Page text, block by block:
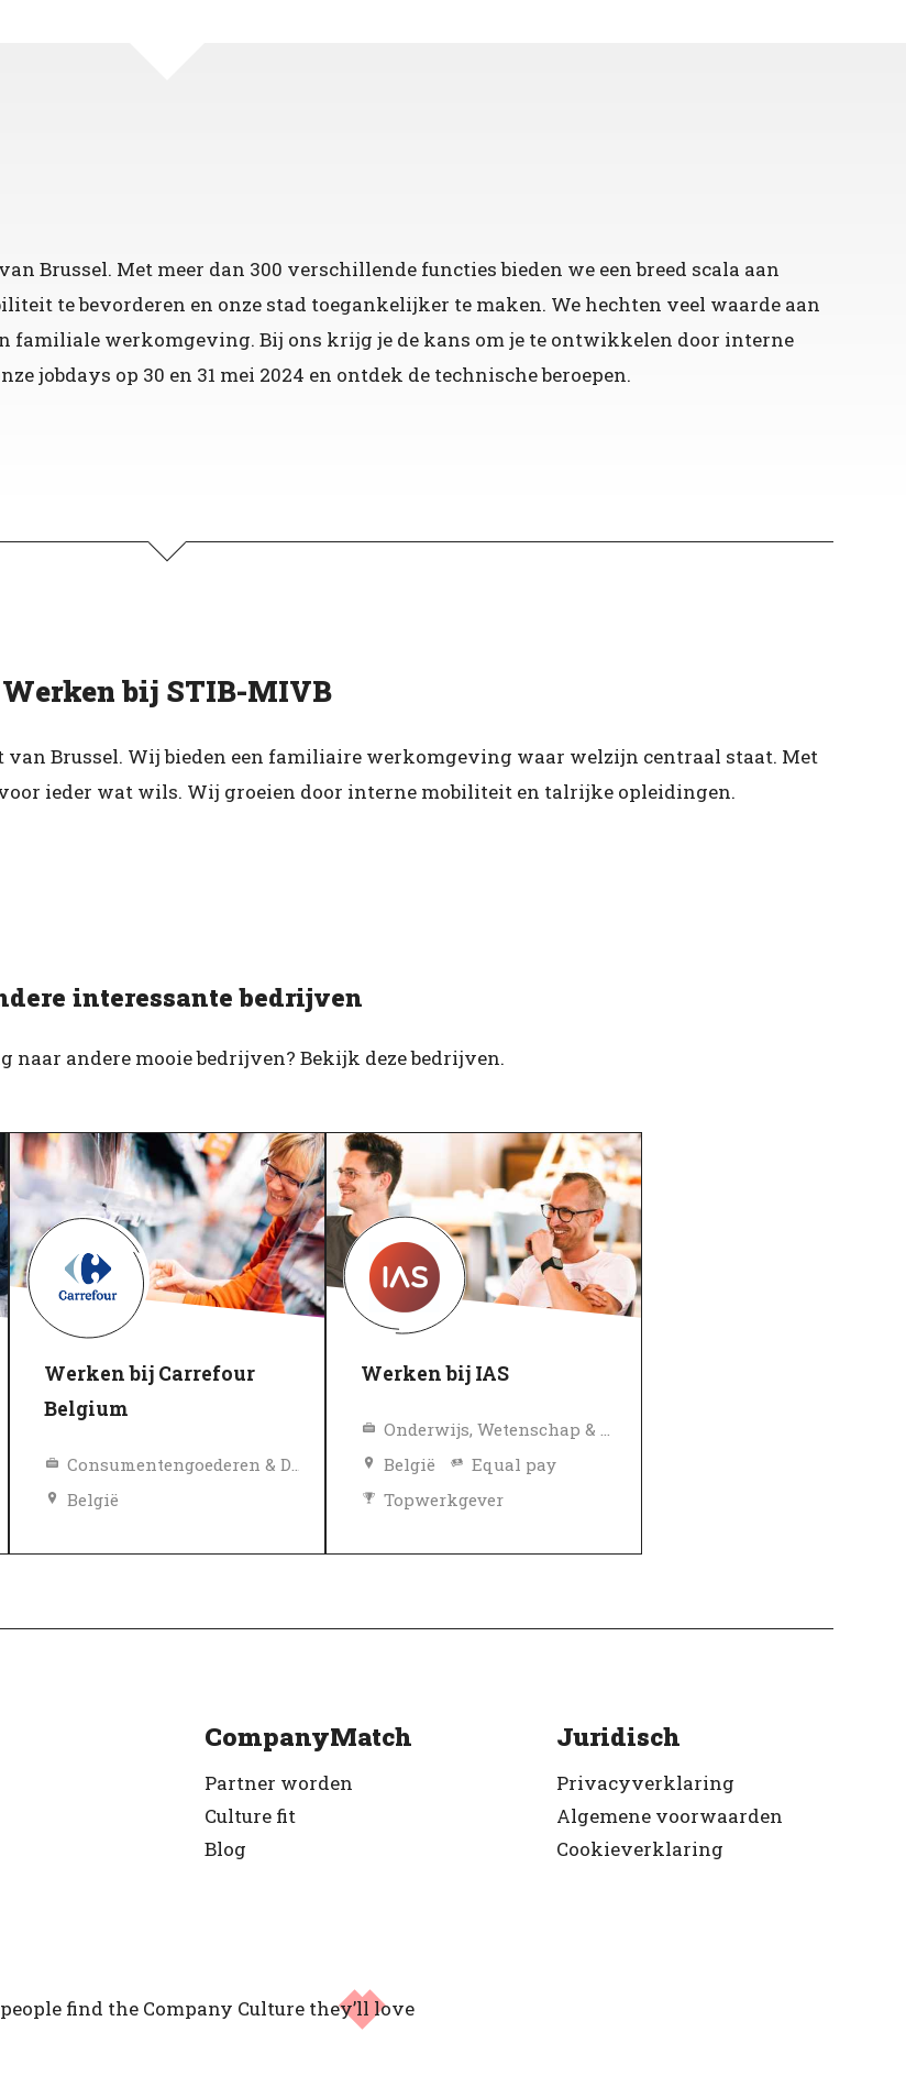
Brussel. Met meer dan 300 verschillende functies bieden we een breed scala aan
te bevorderen en onze stad toegankelijker te maken. We hechten veel waarde aan
familiale werkomgeving. Bij ons krijg je de kans om je te ontwikkelen door interne
jobdays op 30 en 31 mei 2024 en ontdek de technische beroepen.
Werken bij STIB-MIVB
Brussel. Wij bieden een familiaire werkomgeving waar welzijn centraal staat. Met
ieder wat wils. Wij groeien door interne mobiliteit en talrijke opleidingen.
interessante bedrijven
naar andere mooie bedrijven? Bekijk deze bedrijven.
Werken bij Carrefour
Belgium
België
Werken bij IAS
België
Equal pay
Topwerkgever
CompanyMatch
Partner worden
Culture fit
Blog
Juridisch
Privacyverklaring
Algemene voorwaarden
Cookieverklaring
find the Company Culture they’ll love